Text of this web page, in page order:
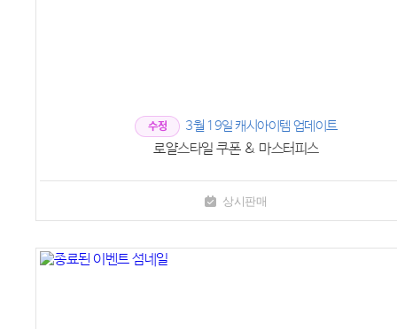
수정 3월 19일 캐시아이템 업데이트
로얄스타일 쿠폰 & 마스터피스
상시판매